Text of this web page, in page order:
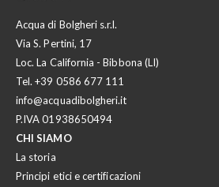
Acqua di Bolgheri s.r.l.
Via S. Pertini, 17
Loc. La California - Bibbona (LI)
Tel.+39 0586 677 111
info@acquadibolgheri.it
P.IVA 01938650494
CHI SIAMO
La storia
Principi etici e certificazioni